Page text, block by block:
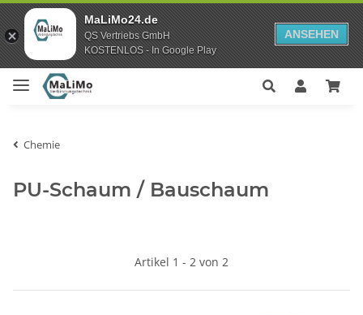
MaLiMo24.de
QS Vertriebs GmbH
KOSTENLOS - In Google Play
ANSEHEN
Chemie
PU-Schaum / Bauschaum
Artikel 1 - 2 von 2